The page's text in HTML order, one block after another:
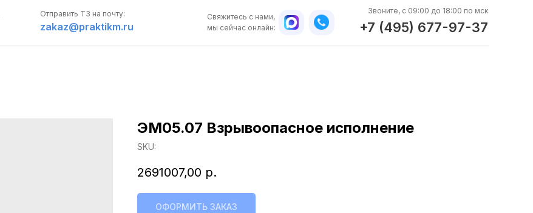
zakaz@praktikm.ru
Звоните, с 09:00 до 18:00 по мск
+7 (495) 677-97-37
Отправить ТЗ на почту:
Свяжитесь с нами,
мы сейчас онлайн:
ЭМ05.07 Взрывоопасное исполнение
SKU:
2691007,00 р.
ОФОРМИТЬ ЗАКАЗ